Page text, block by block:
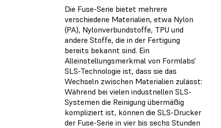
Die Fuse-Serie bietet mehrere
verschiedene Materialien, etwa Nylon
(PA), Nylonverbundstoffe, TPU und
andere Stoffe, die in der Fertigung
bereits bekannt sind. Ein
Alleinstellungsmerkmal von Formlabs'
SLS-Technologie ist, dass sie das
Wechseln zwischen Materialien zulässt:
Während bei vielen industriellen SLS-
Systemen die Reinigung übermäßig
kompliziert ist, können die SLS-Drucker
der Fuse-Serie in vier bis sechs Stunden